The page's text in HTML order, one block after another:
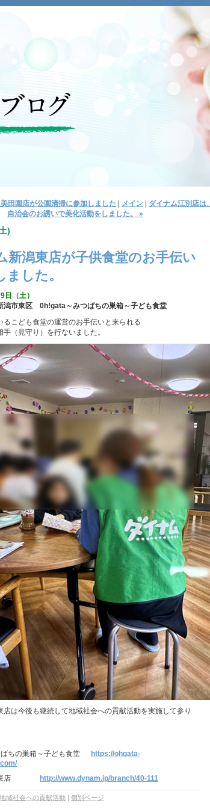
田園店が公園清掃に参加しました メイン
ダイナム江別店は、
自治会のお誘いで美化活動をしました。 »
)
新潟東店が子供食堂のお手伝い
ました。
（土）
潟市東区 0h!gata～みつばちの巣箱～子ども食堂
るこども食堂の運営のお手伝いと来られる
手（見守り）を行ないました。
店は今後も継続して地域社会への貢献活動を実施して参り
ばちの巣箱～子ども食堂
https://ohgata-
潟東店
http://www.dynam.jp/branch/40-111
地域社会への貢献活動 | 個別ページ